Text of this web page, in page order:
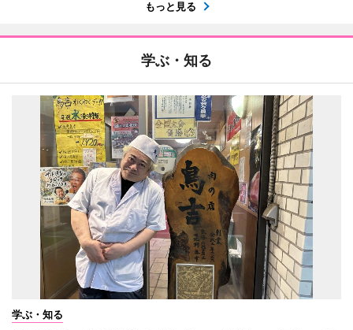
もっと見る
学ぶ・知る
学ぶ・知る